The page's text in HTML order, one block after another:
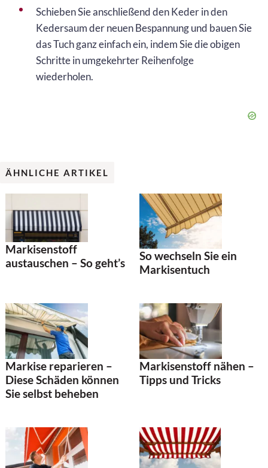
Schieben Sie anschließend den Keder in den
Kedersaum der neuen Bespannung und bauen Sie
das Tuch ganz einfach ein, indem Sie die obigen
Schritte in umgekehrter Reihenfolge
wiederholen.
ÄHNLICHE ARTIKEL
Markisenstoff
austauschen – So geht’s
So wechseln Sie ein
Markisentuch
Markise reparieren –
Diese Schäden können
Sie selbst beheben
Markisenstoff nähen –
Tipps und Tricks